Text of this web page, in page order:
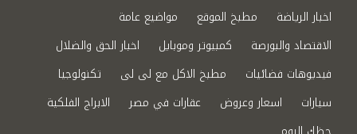
اخبار الرياضة
مطبخ الموقع
مواضيع عامة
الاقتصاد والبورصة
كمبيوتر وموبايل
اخبار الحق والضلال
فيديوهات فضائيات
مطبخ الاكل مع لى لى
تكنولوجيا
سيارات
اسعار وعروض عقارات في مصر
الابراج الفلكية